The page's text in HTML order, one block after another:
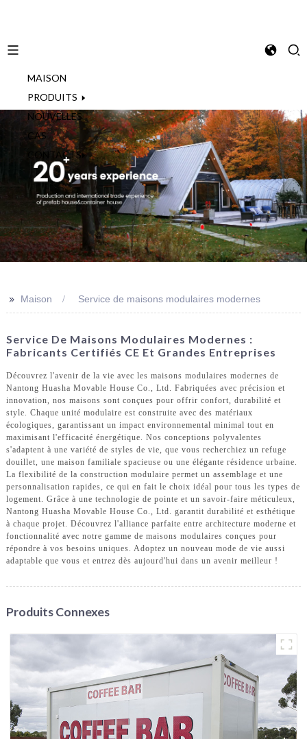
MAISON
PRODUITS
NOUVELLES
CAS
CONTACTS
>> Maison Service de maisons modulaires modernes
Service De Maisons Modulaires Modernes :
Fabricants Certifiés CE Et Grandes Entreprises
Découvrez l'avenir de la vie avec les maisons modulaires modernes de
Nantong Huasha Movable House Co., Ltd. Fabriquées avec précision et
innovation, nos maisons sont conçues pour offrir confort, durabilité et
style. Chaque unité modulaire est construite avec des matériaux
écologiques, garantissant un impact environnemental minimal tout en
maximisant l'efficacité énergétique. Nos conceptions polyvalentes
s'adaptent à une variété de styles de vie, que vous recherchiez un refuge
douillet, une maison familiale spacieuse ou une élégante résidence urbaine.
La flexibilité de la construction modulaire permet un assemblage et une
personnalisation rapides, ce qui en fait le choix idéal pour tous les types de
logement. Grâce à une technologie de pointe et un savoir-faire méticuleux,
Nantong Huasha Movable House Co., Ltd. garantit durabilité et esthétique
à chaque projet. Découvrez l'alliance parfaite entre architecture moderne et
fonctionnalité avec notre gamme de maisons modulaires conçues pour
répondre à vos besoins uniques. Adoptez un nouveau mode de vie aussi
adaptable que vous et entrez dès aujourd'hui dans un avenir meilleur !
Produits Connexes